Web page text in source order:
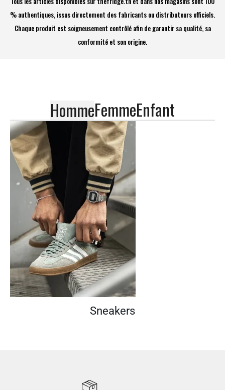
% authentiques, issus directement des fabricants ou distributeurs officiels.
Chaque produit est soigneusement contrôlé afin de garantir sa qualité, sa
conformité et son origine.
HommeFemmeEnfant
Sneakers